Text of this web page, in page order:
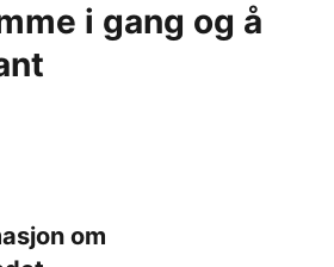
i gang og å
om